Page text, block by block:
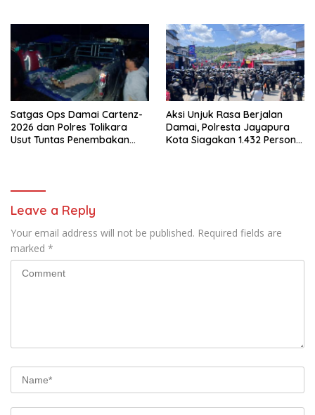
Satgas Ops Damai Cartenz-
2026 dan Polres Tolikara
Usut Tuntas Penembakan
Aksi Unjuk Rasa Berjalan
Damai, Polresta Jayapura
Kota Siagakan 1.432 Personel
Leave a Reply
Your email address will not be published. Required fields are
marked *